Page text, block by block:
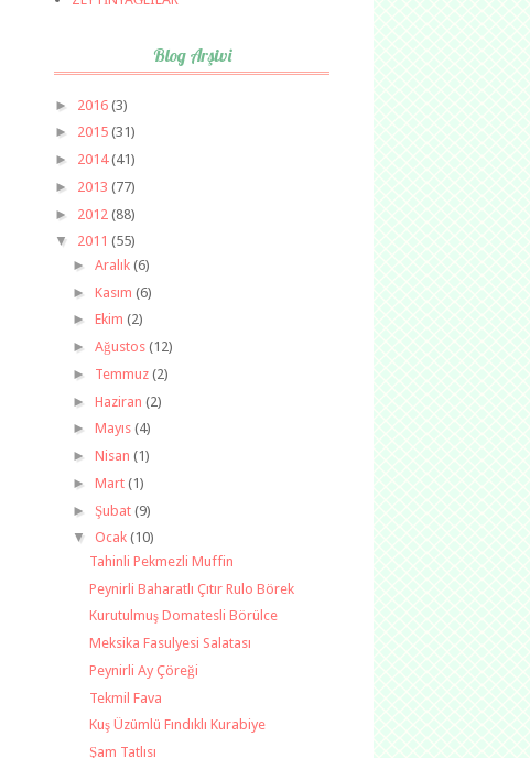
Blog Arşivi
► 2016 (3)
► 2015 (31)
► 2014(41)
► 2013 (77)
► 2012 (88)
▼ 2011 (55)
► Aralık (6)
► Kasım (6)
► Ekim (2)
► Ağustos (12)
► Temmuz (2)
► Haziran (2)
► Mayıs (4)
► Nisan (1)
► Mart (1)
► Şubat (9)
▼ Ocak (10)
Tahinli Pekmezli Muffin
Peynirli Baharatlı Çıtır Rulo Börek
Kurutulmuş Domatesli Börülce
Meksika Fasulyesi Salatası
Peynirli Ay Çöreği
Tekmil Fava
Kuş Üzümlü Fındıklı Kurabiye
Şam Tatlısı